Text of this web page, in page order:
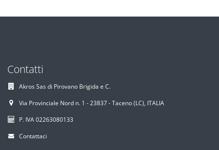
Contatti
Akros Sas di Pirovano Brigida e C.
Via Provinciale Nord n. 1 - 23837 - Taceno (LC), ITALIA
P. IVA 02263080133
Contattaci